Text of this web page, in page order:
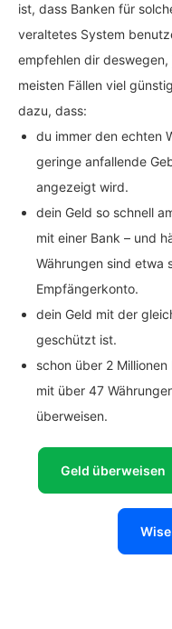
ist, dass Banken für
veraltetes System
empfehlen dir deswegen,
meisten Fällen viel
dazu, dass:
du immer den echten
geringe anfallende
angezeigt wird.
dein Geld so schnell
mit einer Bank – und
Währungen sind etwa
Empfängerkonto.
dein Geld mit der
geschützt ist.
schon über 2
mit über 47
überweisen.
Geld überweisen